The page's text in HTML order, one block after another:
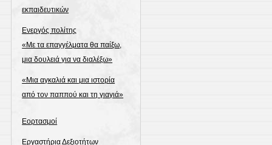
εκπαιδευτικών
Ενεργός πολίτης
«Με τα επαγγέλματα θα παίξω,
μια δουλειά για να διαλέξω»
«Μια αγκαλιά και μια ιστορία
από τον παππού και τη γιαγιά»
Εορτασμοί
Εργαστήρια Δεξιοτήτων